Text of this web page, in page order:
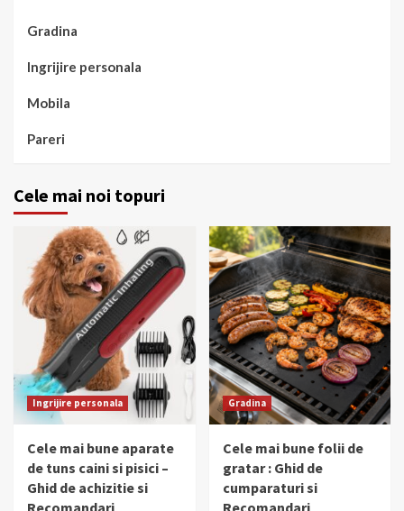
Gradina
Ingrijire personala
Mobila
Pareri
Cele mai noi topuri
Ingrijire personala
Cele mai bune aparate
de tuns caini si pisici –
Ghid de achizitie si
Recomandari
Gradina
Cele mai bune folii de
gratar : Ghid de
cumparaturi si
Recomandari